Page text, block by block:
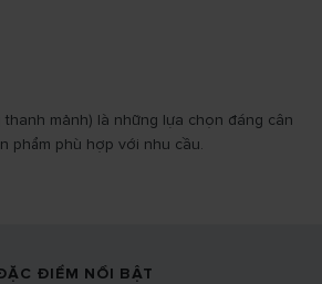
mảnh) là những lựa chọn đáng cân
phẩm phù hợp với nhu cầu.
ĐIỂM NỔI BẬT